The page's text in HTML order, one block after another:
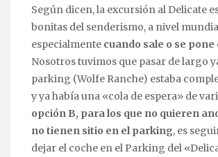
Según dicen, la excursión al Delicate
bonitas del senderismo, a nivel
especialmente cuando sale o se pone
Nosotros tuvimos que pasar de largo
parking (Wolfe Ranche) estaba
y ya había una «cola de espera» de
opción B, para los que no quieren
no tienen sitio en el parking, es
dejar el coche en el Parking del